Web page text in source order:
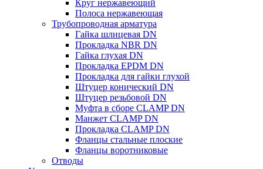
Круг нержавеющий
Полоса нержавеющая
Трубопроводная арматура
Гайка шлицевая DN
Прокладка NBR DN
Гайка глухая DN
Прокладка EPDM DN
Прокладка для гайки глухой
Штуцер конический DN
Штуцер резьбовой DN
Муфта в сборе CLAMP DN
Манжет CLAMP DN
Прокладка CLAMP DN
Фланцы стальные плоские
Фланцы воротниковые
Отводы